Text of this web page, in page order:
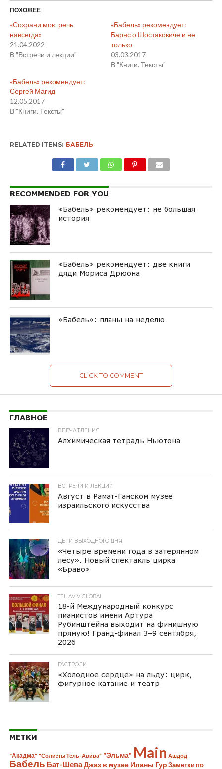
ПОХОЖЕЕ
«Сохрани мою речь
навсегда»
21.04.2022
В "Встречи и лекции"
«Бабель» рекомендует:
Барнс о Шостаковиче и не
только
03.03.2017
В "Книги. Тексты"
«Бабель» рекомендует:
Сергей Магид
12.05.2017
В "Книги. Тексты"
RELATED ITEMS: БАБЕЛЬ
RECOMMENDED FOR YOU
«Бабель» рекомендует: не большая
история
«Бабель» рекомендует: две книги
дяди Мориса Дрюона
«Бабель»: планы на неделю
CLICK TO COMMENT
ГЛАВНОЕ
ВПЕЧАТЛЕНИЯ
Алхимическая тетрадь Ньютона
ВСТРЕЧИ И ЛЕКЦИИ
Август в Рамат-Ганском музее
израильского искусства
ДЕТИ ВЫХОДНОГО ДНЯ
«Четыре времени года в затерянном
лесу». Новый спектакль цирка
«Браво»
TEL AVIV GLOBAL
18-й Международный конкурс
пианистов имени Артура
Рубинштейна выходит на финишную
прямую! Гранд-финал 3–9 сентября,
2026
ГАСТРОЛИ
«Холодное сердце» на льду: цирк,
фигурное катание и театр
МЕТКИ
"Акадма" "Солисты Тель-Авива" "Эльма" Main Ашдод
Бабель Бат-ШеваДжаз в музее Иланы Гур Заметки по